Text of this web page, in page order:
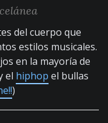
del cuerpo que
estilos musicales.
en la mayoría de
el hiphop el bullas
)